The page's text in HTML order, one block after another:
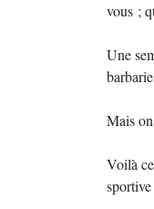
vous ;
Une
Mais
Voilà